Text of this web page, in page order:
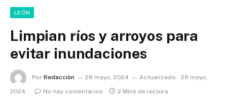
LEÓN
Limpian ríos y arroyos para
evitar inundaciones
Por Redacción 28 mayo, 2024 Actualizado: 29 mayo,
2024
No hay comentarios 2 Mins de lectura